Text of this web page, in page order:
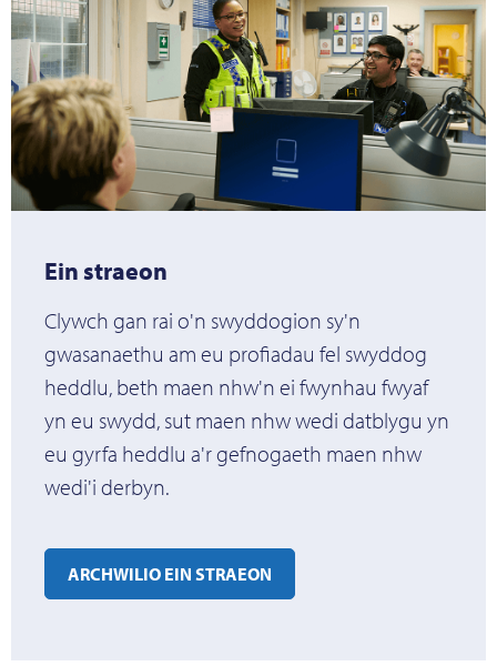
Ein straeon
Clywch gan rai o'n swyddogion sy'n
gwasanaethu am eu profiadau fel swyddog
heddlu, beth maen nhw'n ei fwynhau fwyaf
yn eu swydd, sut maen nhw wedi datblygu yn
eu gyrfa heddlu a'r gefnogaeth maen nhw
wedi'i derbyn.
ARCHWILIO EIN STRAEON